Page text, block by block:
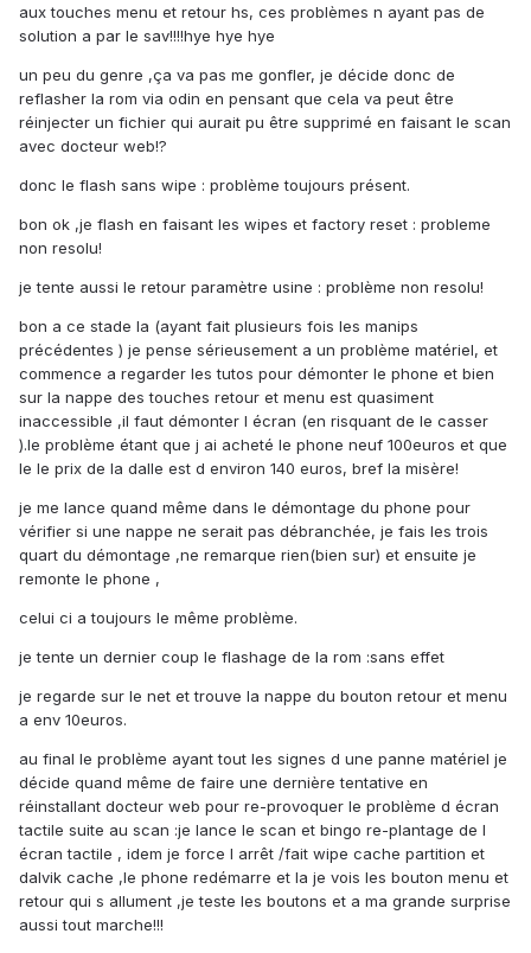
aux touches menu et retour hs, ces problèmes n ayant pas de
solution a par le sav!!!!hye hye hye
un peu du genre ,ça va pas me gonfler, je décide donc de
reflasher la rom via odin en pensant que cela va peut être
réinjecter un fichier qui aurait pu être supprimé en faisant le scan
avec docteur web!?
donc le flash sans wipe : problème toujours présent.
bon ok ,je flash en faisant les wipes et factory reset : probleme
non resolu!
je tente aussi le retour paramètre usine : problème non resolu!
bon a ce stade la (ayant fait plusieurs fois les manips
précédentes ) je pense sérieusement a un problème matériel, et
commence a regarder les tutos pour démonter le phone et bien
sur la nappe des touches retour et menu est quasiment
inaccessible ,il faut démonter l écran (en risquant de le casser
).le problème étant que j ai acheté le phone neuf 100euros et que
le le prix de la dalle est d environ 140 euros, bref la misère!
je me lance quand même dans le démontage du phone pour
vérifier si une nappe ne serait pas débranchée, je fais les trois
quart du démontage ,ne remarque rien(bien sur) et ensuite je
remonte le phone ,
celui ci a toujours le même problème.
je tente un dernier coup le flashage de la rom :sans effet
je regarde sur le net et trouve la nappe du bouton retour et menu
a env 10euros.
au final le problème ayant tout les signes d une panne matériel je
décide quand même de faire une dernière tentative en
réinstallant docteur web pour re-provoquer le problème d écran
tactile suite au scan :je lance le scan et bingo re-plantage de l
écran tactile , idem je force l arrêt /fait wipe cache partition et
dalvik cache ,le phone redémarre et la je vois les bouton menu et
retour qui s allument ,je teste les boutons et a ma grande surprise
aussi tout marche!!!